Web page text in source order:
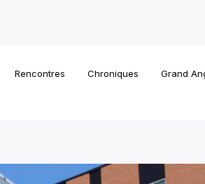
Rencontres Chroniques Grand